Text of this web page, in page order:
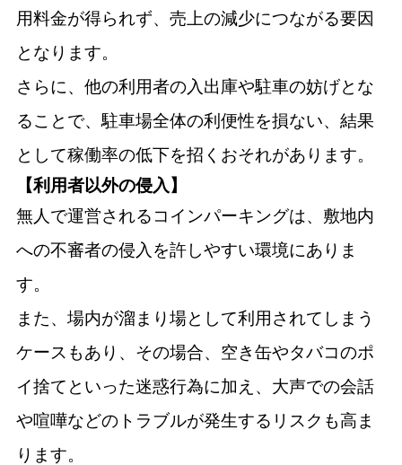
用料金が得られず、売上の減少につながる要因
となります。
さらに、他の利用者の入出庫や駐車の妨げとな
ることで、駐車場全体の利便性を損ない、結果
として稼働率の低下を招くおそれがあります。
【利用者以外の侵入】
無人で運営されるコインパーキングは、敷地内
への不審者の侵入を許しやすい環境にありま
す。
また、場内が溜まり場として利用されてしまう
ケースもあり、その場合、空き缶やタバコのポ
イ捨てといった迷惑行為に加え、大声での会話
や喧嘩などのトラブルが発生するリスクも高ま
ります。